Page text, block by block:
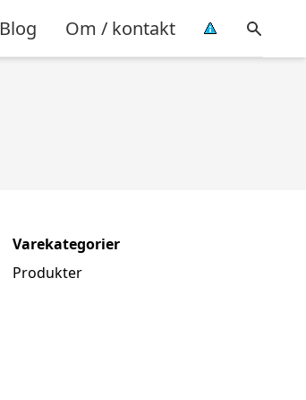
Blog Om / kontakt
Varekategorier
Produkter